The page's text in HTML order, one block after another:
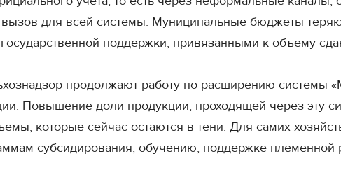
для всей системы. Муниципальные бюджеты
поддержки, привязанными к объему
продолжают работу по расширению системы
Повышение доли продукции, проходящей через эту
которые сейчас остаются в тени. Для самих
субсидирования, обучению, поддержке племенной